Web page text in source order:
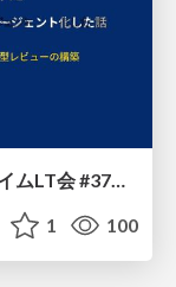
20260722【JAWS-UG東京 ランチタイムLT会 #37④】AWS Well-Architectedフレームワークに沿った回答をするAIエージェントを作ってみた
1 100